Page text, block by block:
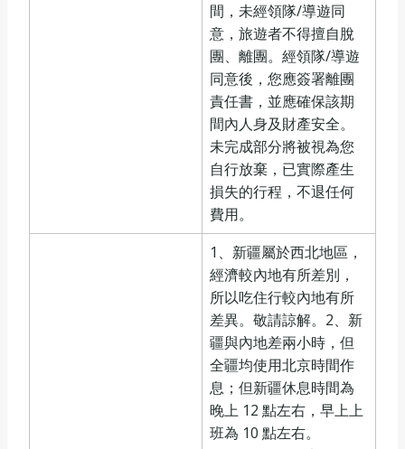
間，未經領隊/導遊同
意，旅遊者不得擅自脫
團、離團。經領隊/導遊
同意後，您應簽署離團
責任書，並應確保該期
間內人身及財產安全。
未完成部分將被視為您
自行放棄，已實際產生
損失的行程，不退任何
費用。
1、新疆屬於西北地區，
經濟較內地有所差別，
所以吃住行較內地有所
差異。敬請諒解。2、新
疆與內地差兩小時，但
全疆均使用北京時間作
息；但新疆休息時間為
晚上 12 點左右，早上上
班為 10 點左右。